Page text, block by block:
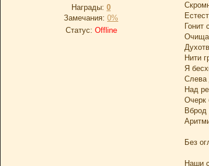
Награды: 0
Замечания: 0%
Статус: Offline
Гонит
Нити
Я
Слева
Над
Очерк
Без
Наши